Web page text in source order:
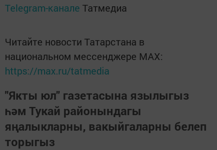
Telegram-канале Татмедиа
Читайте новости Татарстана в
национальном мессенджере MАХ:
https://max.ru/tatmedia
"Якты юл" газетасына язылыгыз
һәм Тукай районындагы
яңалыкларны, вакыйгаларны белеп
торыгыз